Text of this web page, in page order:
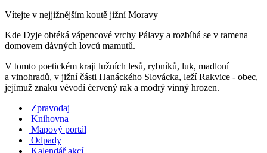
Vítejte v nejjižnějším koutě jižní Moravy
Kde Dyje obtéká vápencové vrchy Pálavy a rozbíhá se v ramena
domovem dávných lovců mamutů.
V tomto poetickém kraji lužních lesů, rybníků, luk, madloní
a vinohradů, v jižní části Hanáckého Slovácka, leží Rakvice - obec,
jejímuž znaku vévodí červený rak a modrý vinný hrozen.
Zpravodaj
Knihovna
Mapový portál
Odpady
Kalendář akcí